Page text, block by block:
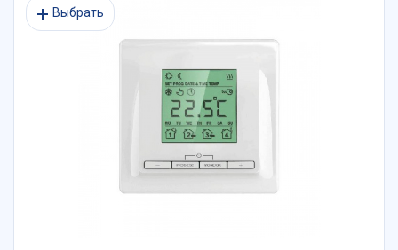
Выбрать